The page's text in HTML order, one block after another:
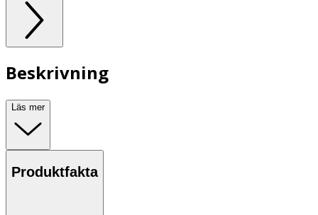
Beskrivning
Läs mer
Produktfakta